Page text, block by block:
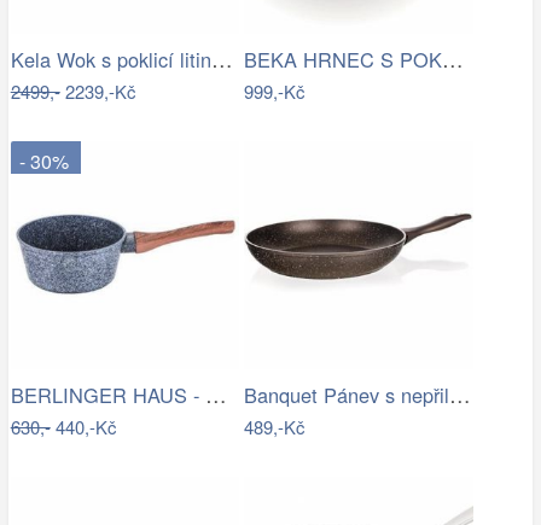
Kela Wok s poklicí litinový CALIDO 36…
2499,-2239,-Kč
BEKA HRNEC S POKLICÍ CHEF 18 CM, NEREZ
999,-Kč
- 30%
BERLINGER HAUS - Rendlík s rukojetí 1L,…
630,-440,-Kč
Banquet Pánev s nepřilnavým povrchem…
489,-Kč